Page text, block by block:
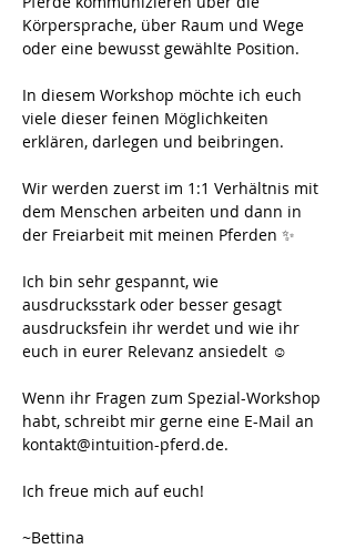
Körpersprache, über Raum und Wege
oder eine bewusst gewählte Position.
In diesem Workshop möchte ich euch
viele dieser feinen Möglichkeiten
erklären, darlegen und beibringen.
Wir werden zuerst im 1:1 Verhältnis mit
dem Menschen arbeiten und dann in
der Freiarbeit mit meinen Pferden ✨
Ich bin sehr gespannt, wie
ausdrucksstark oder besser gesagt
ausdrucksfein ihr werdet und wie ihr
euch in eurer Relevanz ansiedelt ☺️
Wenn ihr Fragen zum Spezial-Workshop
habt, schreibt mir gerne eine E-Mail an
kontakt@intuition-pferd.de.
Ich freue mich auf euch!
~Bettina